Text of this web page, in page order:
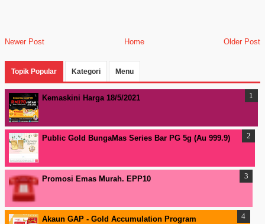
Newer Post Older Post
Home
Topik Popular Kategori Menu
Kemaskini Harga 18/5/2021
Public Gold BungaMas Series Bar PG 5g (Au 999.9)
Promosi Emas Murah. EPP10
Akaun GAP - Gold Accumulation Program